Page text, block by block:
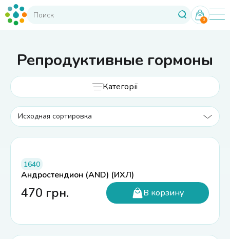
0
Репродуктивные гормоны
Категорії
1640
Андростендион (AND) (ИХЛ)
470 грн. В корзину